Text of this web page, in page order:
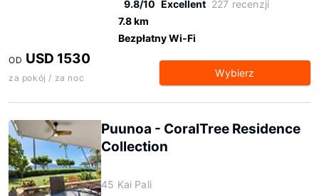
9.8/10 Excellent 227 recenzji
7.8 km
Bezpłatny Wi-Fi
OD USD 1530
za pokój / za noc Wybierz
Puunoa - CoralTree Residence
Collection
45 Kai Pali